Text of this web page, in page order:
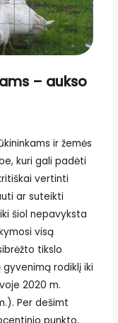
– aukso
ir žemės
kuri gali padėti
vertinti
ar suteikti
šiol nepavyksta
visą
tikslo
rodiklį iki
2020 m.
Per dešimt